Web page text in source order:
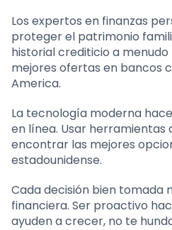
Los expertos en finanzas
proteger el patrimonio
historial crediticio a
mejores ofertas en bancos
America.
La tecnología moderna
en línea. Usar herramientas
encontrar las mejores
estadounidense.
Cada decisión bien tomada
financiera. Ser proactivo
ayuden a crecer, no te